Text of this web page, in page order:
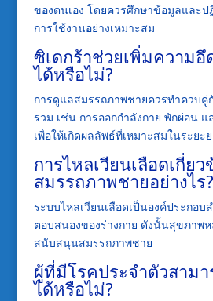
ของตนเอง โดยควรศึกษาข้อมูลและ
การใช้งานอย่างเหมาะสม
ซิเดกร้าช่วยเพิ่มความ
ได้หรือไม่?
การดูแลสมรรถภาพชายควรทำควบ
รวม เช่น การออกกำลังกาย พักผ่อน
เพื่อให้เกิดผลลัพธ์ที่เหมาะสมในระยะ
การไหลเวียนเลือดเกี่ย
สมรรถภาพชายอย่างไร?
ระบบไหลเวียนเลือดเป็นองค์ประกอ
ตอบสนองของร่างกาย ดังนั้นสุขภาพ
สนับสนุนสมรรถภาพชาย
ผู้ที่มีโรคประจำตัวสามา
ได้หรือไม่?